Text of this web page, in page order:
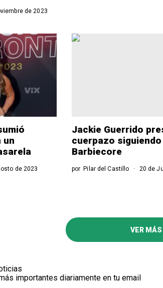
de 2023
un
de 2023
Jackie Guerrido
cuerpazo
Barbiecore
por Pilar del Castillo 20 de
VER MÁS
importantes diariamente en tu email